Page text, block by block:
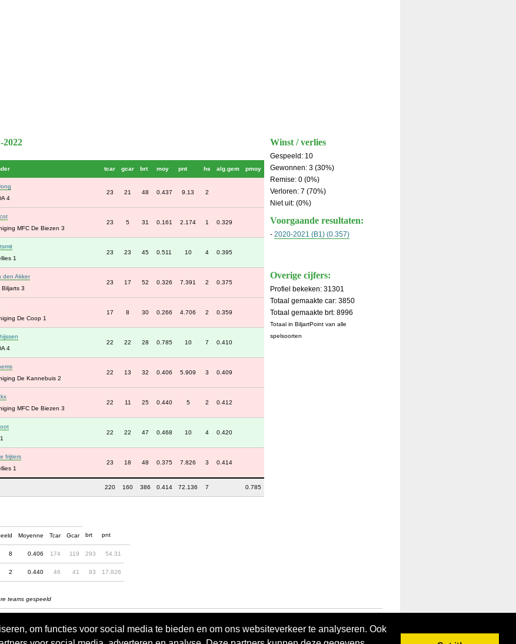
om functies voor social media te bieden en om ons websiteverkeer te analyseren. Ook
2022
tcar gcar brt moy pnt hs alg.gem pmoy
4
23 21 48 0.437 9.13 2
MFC De Biezen 3
23 5 31 0.161 2.174 1 0.329
1
23 23 45 0.511 10 4 0.395
den Akker
3
23 17 52 0.326 7.391 2 0.375
De Coop 1
17 8 30 0.266 4.706 2 0.359
4
22 22 28 0.785 10 7 0.410
De Kannebuis 2
22 13 32 0.406 5.909 3 0.409
MFC De Biezen 3
22 11 25 0.440 5 2 0.412
22 22 47 0.468 10 4 0.420
frijters
1
23 18 48 0.375 7.826 3 0.414
220 160 386 0.414 72.136 7 0.785
Moyenne Tcar Gcar brt pnt
8 0.406 174 119 293 54.31
2 0.440 46 41 93 17.826
teams gespeeld
Winst / verlies
Gespeeld: 10
Gewonnen: 3 (30%)
Remise: 0 (0%)
Verloren: 7 (70%)
Niet uit: (0%)
Voorgaande resultaten:
- 2020-2021 (B1) (0.357)
Overige cijfers:
Profiel bekeken: 31301
Totaal gemaakte car: 3850
Totaal gemaakte brt: 8996
Totaal in BiljartPoint van alle
spelsoorten